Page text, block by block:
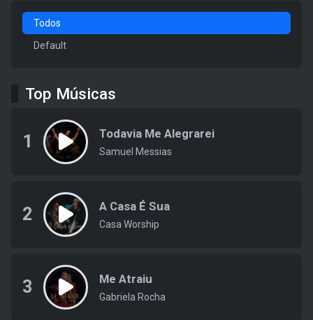
Todos
Default
Top Músicas
1 Todavia Me Alegrarei
Samuel Messias
2 A Casa É Sua
Casa Worship
3 Me Atraiu
Gabriela Rocha